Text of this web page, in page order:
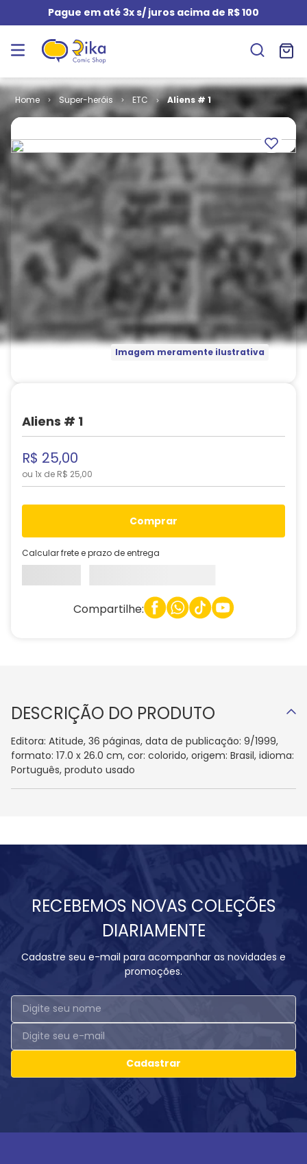
Pague em até 3x s/ juros acima de R$ 100
Super-heróis ETC Aliens # 1
Imagem meramente ilustrativa
Aliens # 1
R$ 25,00
ou 1x de R$ 25,00
comprar
Calcular frete e prazo de entrega
Compartilhe:
DESCRIÇÃO DO PRODUTO
Editora: Atitude, 36 páginas, data de publicação: 9/1999,
formato: 17.0 x 26.0 cm, cor: colorido, origem: Brasil, idioma:
Português, produto usado
RECEBEMOS NOVAS COLEÇÕES
DIARIAMENTE
Cadastre seu e-mail para acompanhar as novidades e
promoções.
Cadastrar